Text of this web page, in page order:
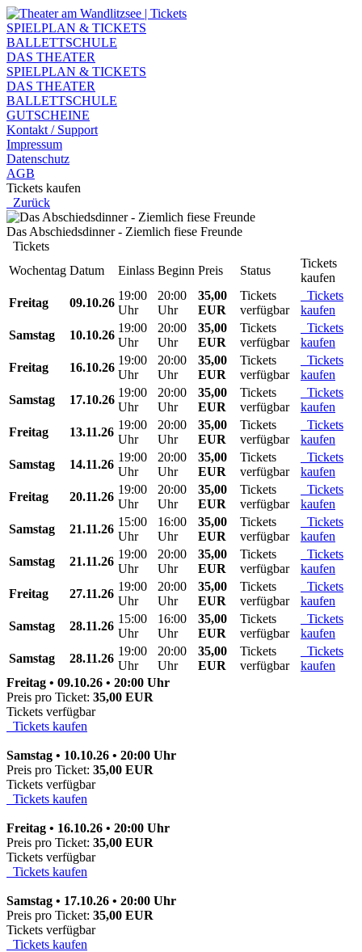
SPIELPLAN & TICKETS
BALLETTSCHULE
DAS THEATER
SPIELPLAN & TICKETS
DAS THEATER
BALLETTSCHULE
GUTSCHEINE
Kontakt / Support
Impressum
Datenschutz
AGB
Tickets kaufen
Zurück
Das Abschiedsdinner - Ziemlich fiese Freunde
Tickets
Wochentag Datum Einlass Beginn Preis Status
Tickets
kaufen
Freitag
09.10.26
19:00
Uhr
20:00
Uhr
35,00
EUR
Tickets
verfügbar
Tickets
kaufen
Samstag
10.10.26
19:00
Uhr
20:00
Uhr
35,00
EUR
Tickets
verfügbar
Tickets
kaufen
Freitag
16.10.26
19:00
Uhr
20:00
Uhr
35,00
EUR
Tickets
verfügbar
Tickets
kaufen
Samstag
17.10.26
19:00
Uhr
20:00
Uhr
35,00
EUR
Tickets
verfügbar
Tickets
kaufen
Freitag
13.11.26
19:00
Uhr
20:00
Uhr
35,00
EUR
Tickets
verfügbar
Tickets
kaufen
Samstag
14.11.26
19:00
Uhr
20:00
Uhr
35,00
EUR
Tickets
verfügbar
Tickets
kaufen
Freitag
20.11.26
19:00
Uhr
20:00
Uhr
35,00
EUR
Tickets
verfügbar
Tickets
kaufen
Samstag
21.11.26
15:00
Uhr
16:00
Uhr
35,00
EUR
Tickets
verfügbar
Tickets
kaufen
Samstag
21.11.26
19:00
Uhr
20:00
Uhr
35,00
EUR
Tickets
verfügbar
Tickets
kaufen
Freitag
27.11.26
19:00
Uhr
20:00
Uhr
35,00
EUR
Tickets
verfügbar
Tickets
kaufen
Samstag
28.11.26
15:00
Uhr
16:00
Uhr
35,00
EUR
Tickets
verfügbar
Tickets
kaufen
Samstag
28.11.26
19:00
Uhr
20:00
Uhr
35,00
EUR
Tickets
verfügbar
Tickets
kaufen
Freitag • 09.10.26 • 20:00 Uhr
Preis pro Ticket: 35,00 EUR
Tickets verfügbar
Tickets kaufen
Samstag • 10.10.26 • 20:00 Uhr
Preis pro Ticket: 35,00 EUR
Tickets verfügbar
Tickets kaufen
Freitag • 16.10.26 • 20:00 Uhr
Preis pro Ticket: 35,00 EUR
Tickets verfügbar
Tickets kaufen
Samstag • 17.10.26 • 20:00 Uhr
Preis pro Ticket: 35,00 EUR
Tickets verfügbar
Tickets kaufen